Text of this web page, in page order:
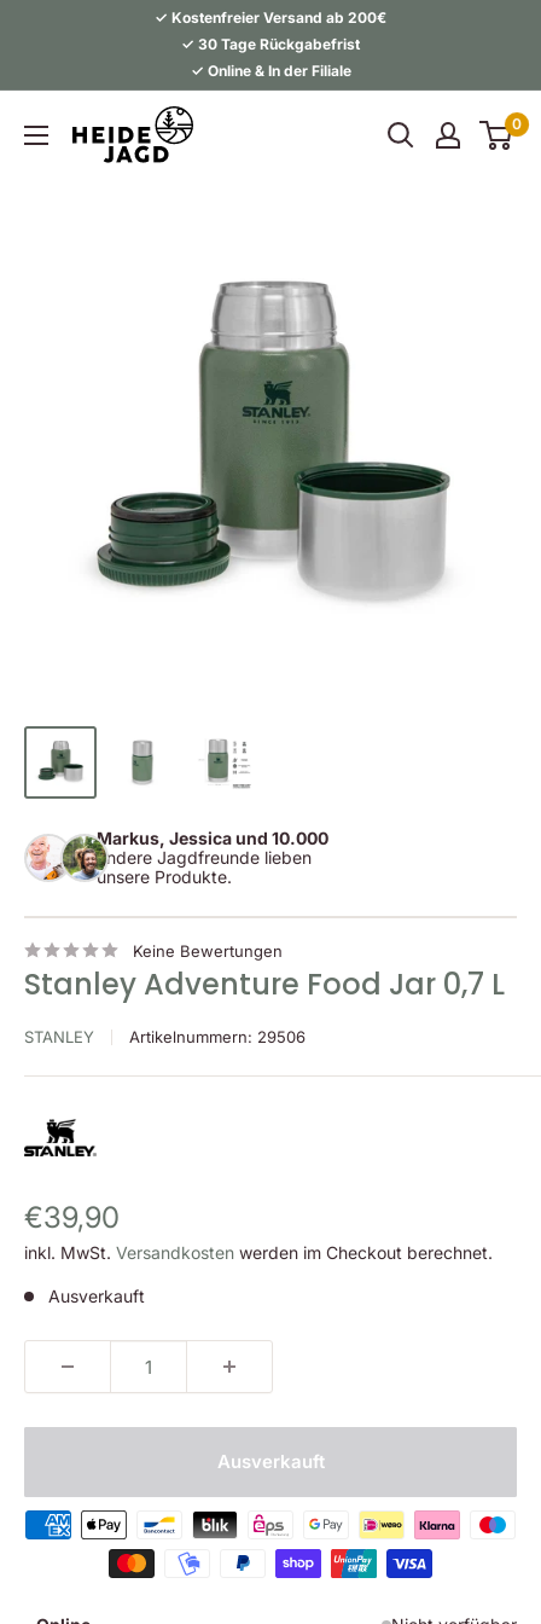
✓ Kostenfreier Versand ab 200€
✓ 30 Tage Rückgabefrist
✓ Online & In der Filiale
0
Markus, Jessica und 10.000
andere Jagdfreunde lieben
unsere Produkte.
Keine Bewertungen
Stanley Adventure Food Jar 0,7 L
STANLEY Artikelnummern: 29506
Sonderpreis
€39,90
inkl. MwSt. Versandkosten werden im Checkout berechnet.
Ausverkauft
Ausverkauft